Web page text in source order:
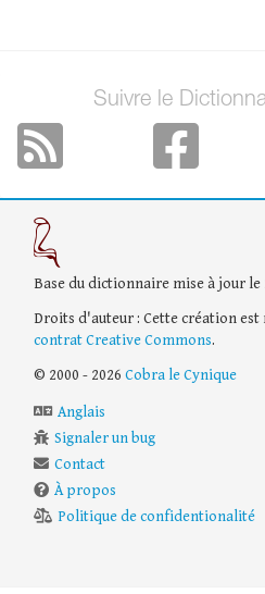
Suivre le
Base du dictionnaire mise à jour le
Droits d'auteur : Cette création
contrat Creative Commons.
© 2000 - 2026 Cobra le Cynique
Anglais
Signaler un bug
Contact
À propos
Politique de confidentionalité